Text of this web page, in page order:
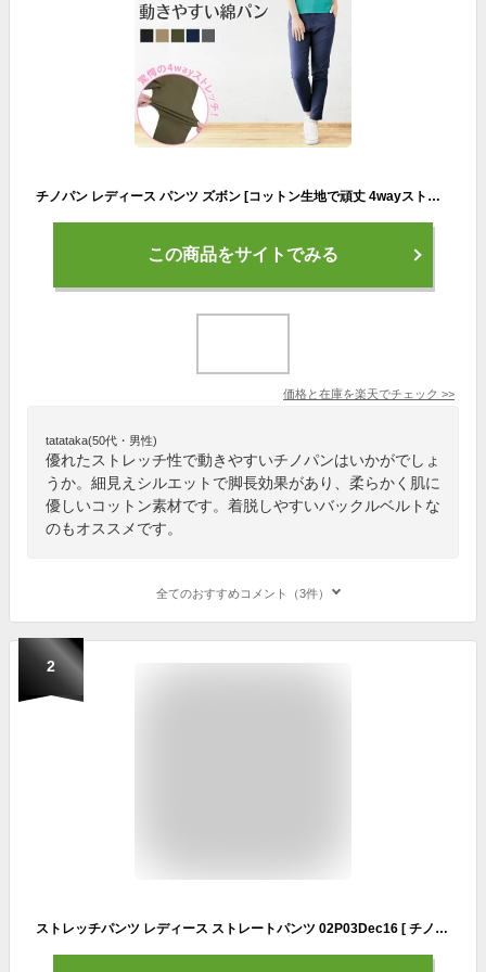
チノパン レディース パンツ ズボン [コットン生地で頑丈 4wayストレッチ 脚長効果のテーパード] ワークパンツ クライミングパンツ 作業着 女 女性 女性用 登山 キャンプ アウトドア 自転車 旅行 釣り ゴルフ 作業ズボン ゴルフウェア LAD WEATHER ラドウェザー
この商品をサイトでみる
価格と在庫を楽天でチェック >>
tatataka(50代・男性)
優れたストレッチ性で動きやすいチノパンはいかがでしょ
うか。細見えシルエットで脚長効果があり、柔らかく肌に
優しいコットン素材です。着脱しやすいバックルベルトな
のもオススメです。
全てのおすすめコメント（3件）
2
ストレッチパンツ レディース ストレートパンツ 02P03Dec16 [ チノパン ストレート ストレッチ 白 ホワイト 黒 ブラック ゆったり パギンス レギパン レギンスパンツ チノパンツ 股上深め 綿パン 綿 カラーパンツ 綿混 チノ カラーパンツ ロングパンツ ゆったりチノ]